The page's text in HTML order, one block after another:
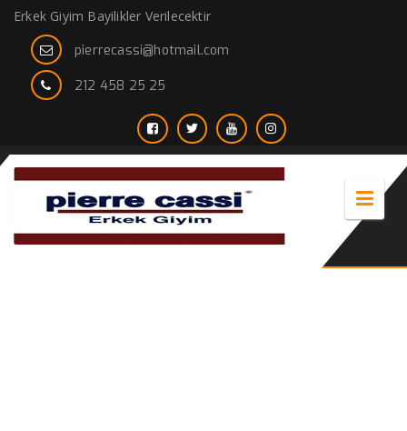
Erkek Giyim Bayilikler Verilecektir
pierrecassi@hotmail.com
212 458 25 25